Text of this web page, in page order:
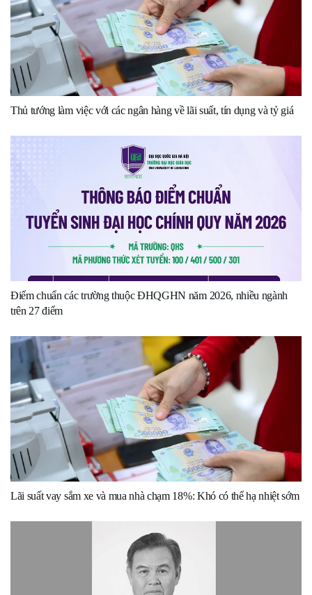
Thủ tướng làm việc với các ngân hàng về lãi suất, tín dụng và tỷ giá
Điểm chuẩn các trường thuộc ĐHQGHN năm 2026, nhiều ngành
trên 27 điểm
Lãi suất vay sắm xe và mua nhà chạm 18%: Khó có thể hạ nhiệt sớm